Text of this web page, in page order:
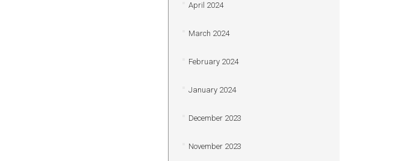
April 2024
March 2024
February 2024
January 2024
December 2023
November 2023